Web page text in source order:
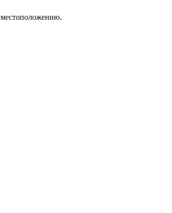
местоположению.